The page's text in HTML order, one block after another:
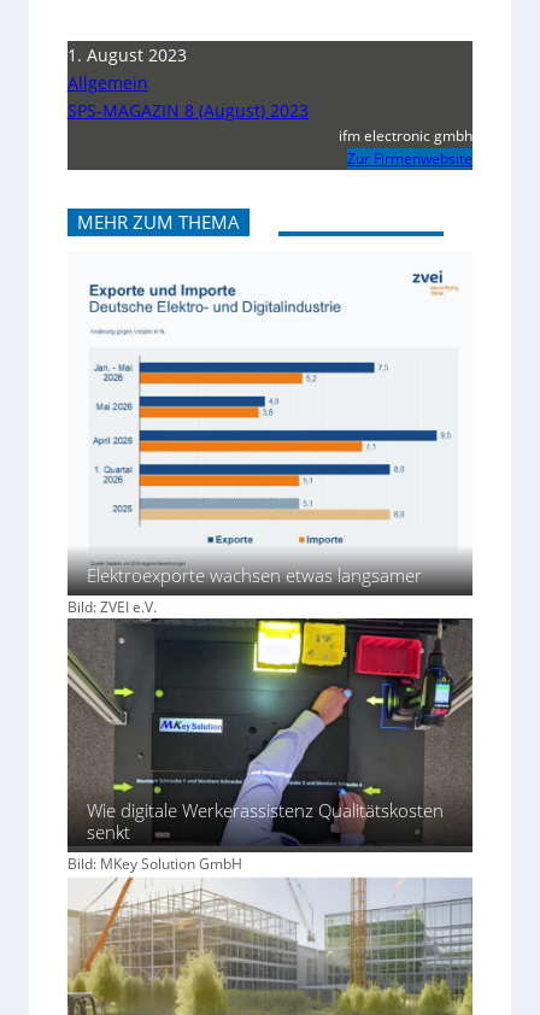
1. August 2023
Allgemein
SPS-MAGAZIN 8 (August) 2023
ifm electronic gmbh
Zur Firmenwebsite
MEHR ZUM THEMA
Elektroexporte wachsen etwas langsamer
Bild: ZVEI e.V.
Wie digitale Werkerassistenz Qualitätskosten
senkt
Bild: MKey Solution GmbH